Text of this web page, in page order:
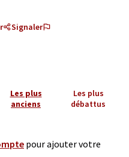
Signaler
Les plus
anciens
Les plus
débattus
pour ajouter votre